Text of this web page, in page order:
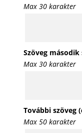
Max 30 karakter
Szöveg második
Max 30 karakter
További szöveg
Max 50 karakter